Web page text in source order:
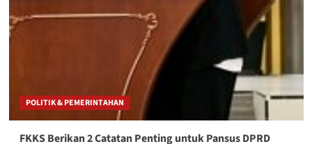
POLITIK & PEMERINTAHAN
FKKS Berikan 2 Catatan Penting untuk Pansus DPRD